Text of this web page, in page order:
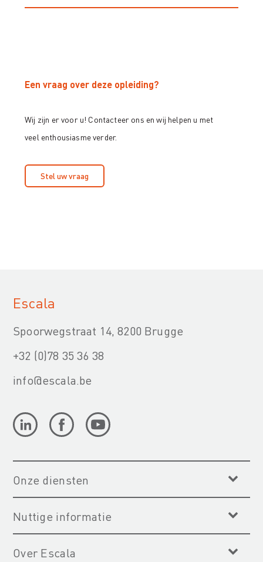
Een vraag over deze opleiding?
Wij zijn er voor u! Contacteer ons en wij helpen u met
veel enthousiasme verder.
Stel uw vraag
Escala
Spoorwegstraat 14, 8200 Brugge
+32 (0)78 35 36 38
info@escala.be
Onze diensten
Nuttige informatie
Over Escala